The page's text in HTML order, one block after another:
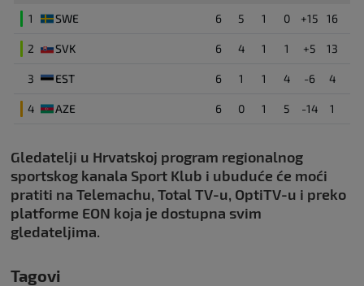
1 SWE 6 5 1 0 +15 16
2 SVK 6 4 1 1 +5 13
3 EST 6 1 1 4 -6 4
4 AZE 6 0 1 5 -14 1
Gledatelji u Hrvatskoj program regionalnog
sportskog kanala Sport Klub i ubuduće će moći
pratiti na Telemachu, Total TV-u, OptiTV-u i preko
platforme EON koja je dostupna svim
gledateljima.
Tagovi